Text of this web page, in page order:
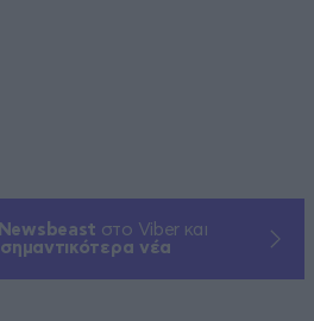
Newsbeast στο Viber και
σημαντικότερα νέα